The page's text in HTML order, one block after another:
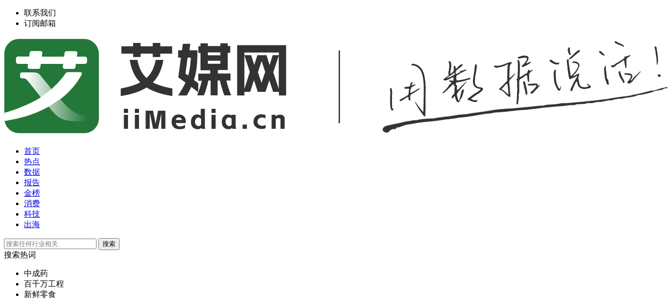
联系我们
订阅邮箱
首页
热点
数据
报告
金榜
消费
科技
出海
搜索
搜索热词
中成药
百千万工程
新鲜零食